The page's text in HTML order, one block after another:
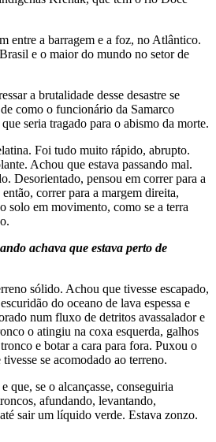
entre a barragem e a foz, no Atlântico.
e o maior do mundo no setor de
a brutalidade desse desastre se
como o funcionário da Samarco
seria tragado para o abismo da morte.
Foi tudo muito rápido, abrupto.
Achou que estava passando mal.
Desorientado, pensou em correr para a
correr para a margem direita,
solo em movimento, como se a terra
achava que estava perto de
sólido. Achou que tivesse escapado,
do oceano de lava espessa e
num fluxo de detritos avassalador e
o atingiu na coxa esquerda, galhos
e botar a cara para fora. Puxou o
se acomodado ao terreno.
que, se o alcançasse, conseguiria
afundando, levantando,
sair um líquido verde. Estava zonzo.